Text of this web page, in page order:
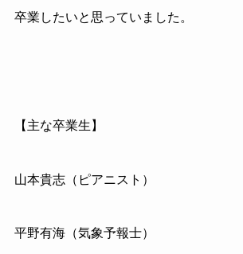
卒業したいと思っていました。
【主な卒業生】
山本貴志（ピアニスト）
平野有海（気象予報士）